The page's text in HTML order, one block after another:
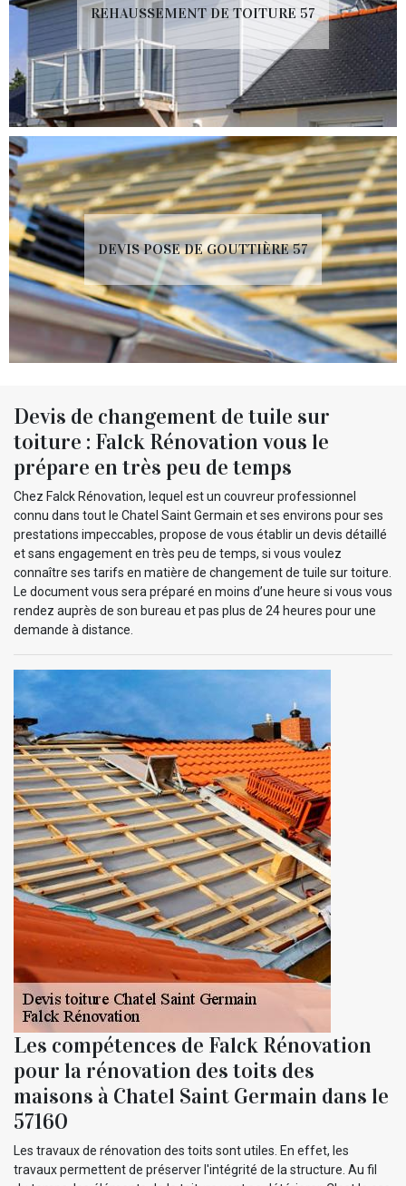
REHAUSSEMENT DE TOITURE 57
DEVIS POSE DE GOUTTIÈRE 57
Devis de changement de tuile sur
toiture : Falck Rénovation vous le
prépare en très peu de temps
Chez Falck Rénovation, lequel est un couvreur professionnel
connu dans tout le Chatel Saint Germain et ses environs pour ses
prestations impeccables, propose de vous établir un devis détaillé
et sans engagement en très peu de temps, si vous voulez
connaître ses tarifs en matière de changement de tuile sur toiture.
Le document vous sera préparé en moins d’une heure si vous vous
rendez auprès de son bureau et pas plus de 24 heures pour une
demande à distance.
Les compétences de Falck Rénovation
pour la rénovation des toits des
maisons à Chatel Saint Germain dans le
57160
Les travaux de rénovation des toits sont utiles. En effet, les
travaux permettent de préserver l'intégrité de la structure. Au fil